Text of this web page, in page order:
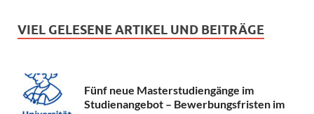
VIEL GELESENE ARTIKEL UND BEITRÄGE
Fünf neue Masterstudiengänge im
Studienangebot – Bewerbungsfristen im